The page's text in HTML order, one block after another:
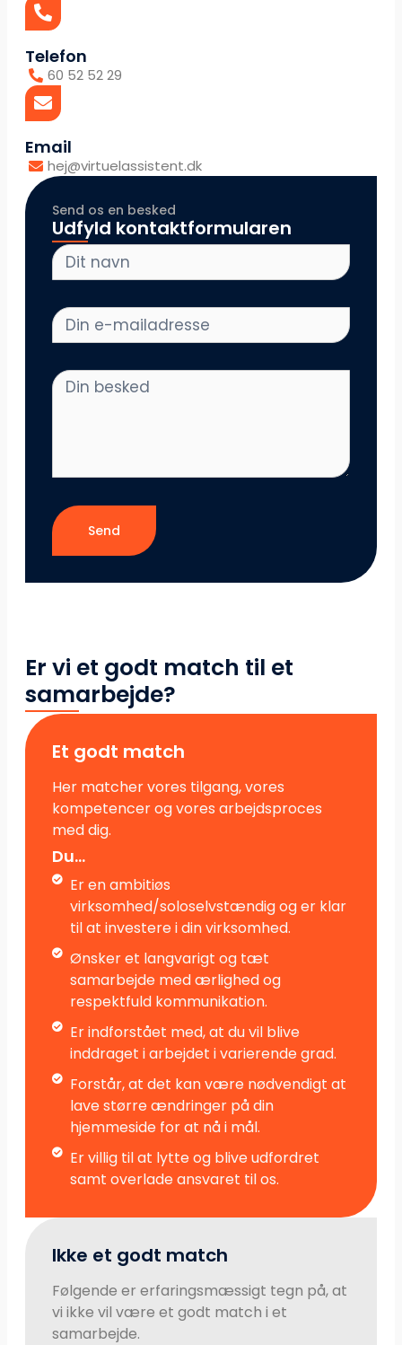
Telefon
60 52 52 29
Email
hej@virtuelassistent.dk
Send os en besked
Udfyld kontaktformularen
Send
Er vi et godt match til et
samarbejde?
Et godt match
Her matcher vores tilgang, vores
kompetencer og vores arbejdsproces
med dig.
Du...
Er en ambitiøs
virksomhed/soloselvstændig og er klar
til at investere i din virksomhed.
Ønsker et langvarigt og tæt
samarbejde med ærlighed og
respektfuld kommunikation.
Er indforstået med, at du vil blive
inddraget i arbejdet i varierende grad.
Forstår, at det kan være nødvendigt at
lave større ændringer på din
hjemmeside for at nå i mål.
Er villig til at lytte og blive udfordret
samt overlade ansvaret til os.
Ikke et godt match
Følgende er erfaringsmæssigt tegn på, at
vi ikke vil være et godt match i et
samarbejde.